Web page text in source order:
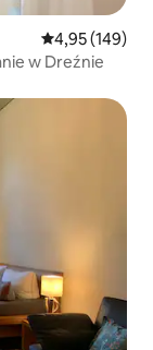
Średnia
4,95 (149)
w Dreźnie